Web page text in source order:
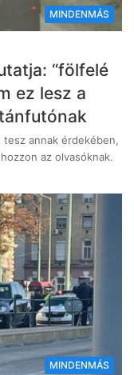
MINDENMÁS
“fölfelé
ez lesz a
annak érdekében,
az olvasóknak.
MINDENMÁS